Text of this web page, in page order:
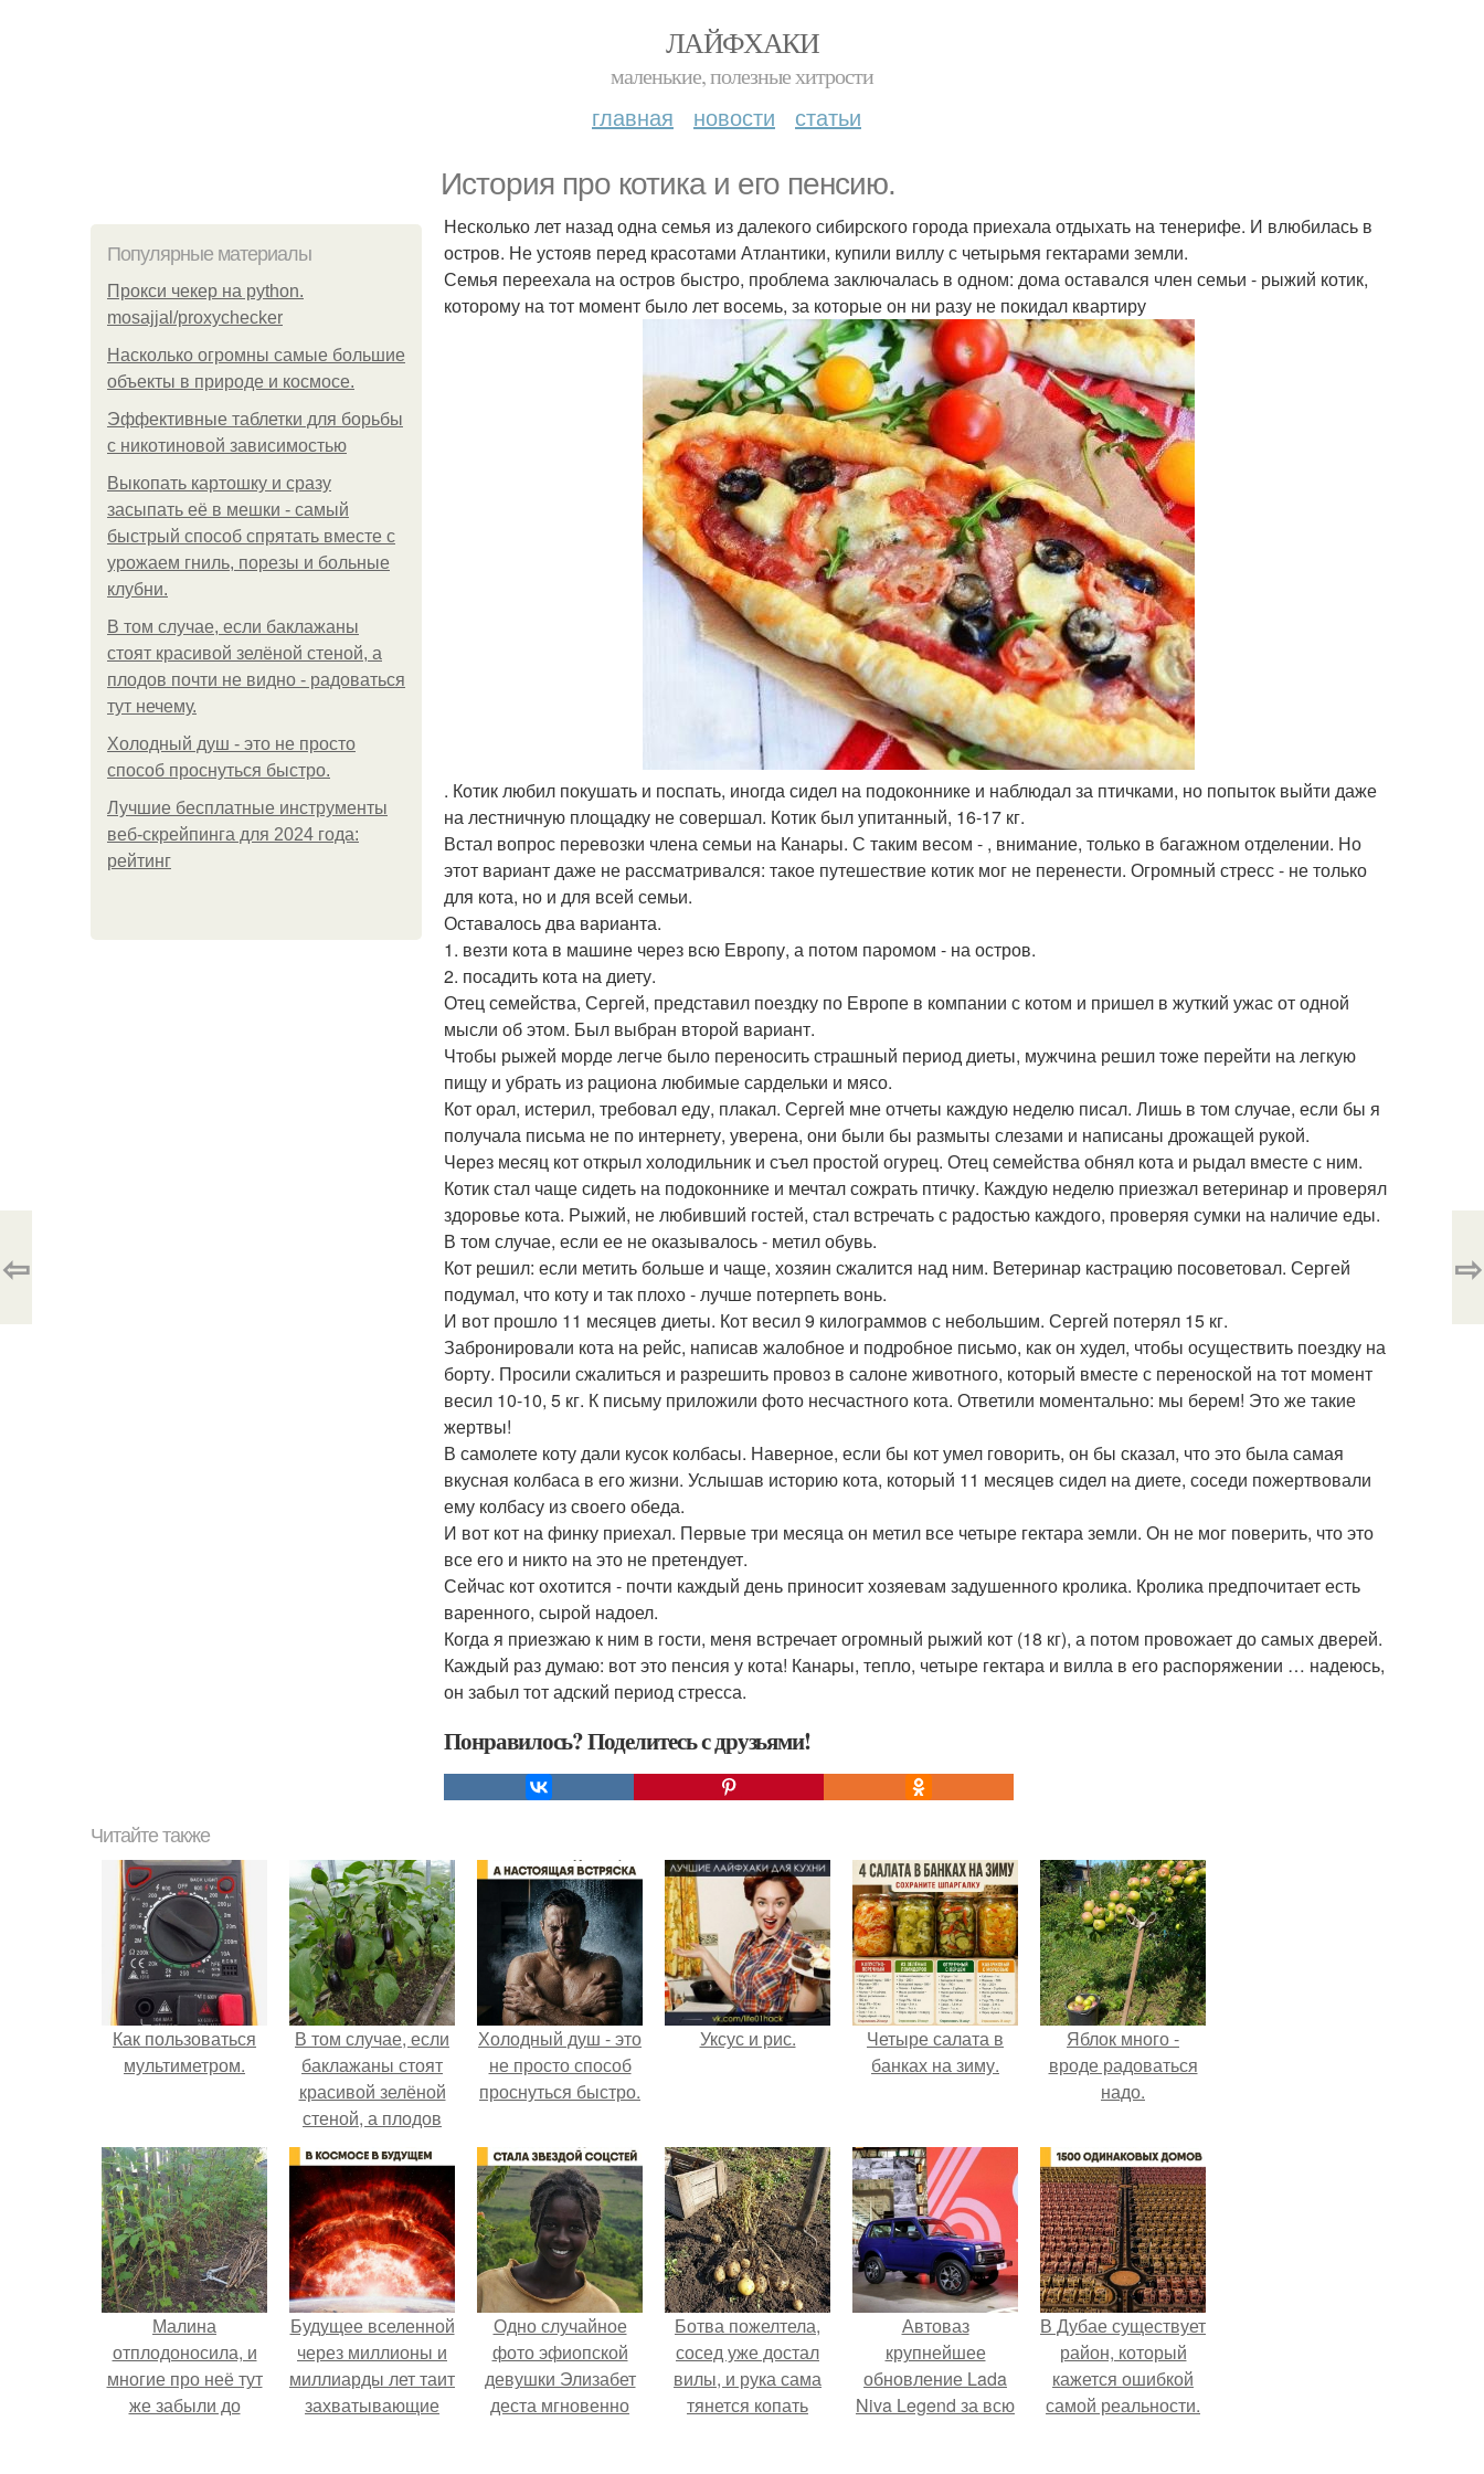
ЛАЙФХАКИ
маленькие, полезные хитрости
главная новости статьи
История про котика и его пенсию.
Популярные материалы
Прокси чекер на python.
mosajjal/proxychecker
Насколько огромны самые большие
объекты в природе и космосе.
Эффективные таблетки для борьбы
с никотиновой зависимостью
Выкопать картошку и сразу
засыпать её в мешки - самый
быстрый способ спрятать вместе с
урожаем гниль, порезы и больные
клубни.
В том случае, если баклажаны
стоят красивой зелёной стеной, а
плодов почти не видно - радоваться
тут нечему.
Холодный душ - это не просто
способ проснуться быстро.
Лучшие бесплатные инструменты
веб-скрейпинга для 2024 года:
рейтинг
Несколько лет назад одна семья из далекого сибирского города приехала отдыхать на тенерифе. И влюбилась в
остров. Не устояв перед красотами Атлантики, купили виллу с четырьмя гектарами земли.
Семья переехала на остров быстро, проблема заключалась в одном: дома оставался член семьи - рыжий котик,
которому на тот момент было лет восемь, за которые он ни разу не покидал квартиру
. Котик любил покушать и поспать, иногда сидел на подоконнике и наблюдал за птичками, но попыток выйти даже
на лестничную площадку не совершал. Котик был упитанный, 16-17 кг.
Встал вопрос перевозки члена семьи на Канары. С таким весом - , внимание, только в багажном отделении. Но
этот вариант даже не рассматривался: такое путешествие котик мог не перенести. Огромный стресс - не только
для кота, но и для всей семьи.
Оставалось два варианта.
1. везти кота в машине через всю Европу, а потом паромом - на остров.
2. посадить кота на диету.
Отец семейства, Сергей, представил поездку по Европе в компании с котом и пришел в жуткий ужас от одной
мысли об этом. Был выбран второй вариант.
Чтобы рыжей морде легче было переносить страшный период диеты, мужчина решил тоже перейти на легкую
пищу и убрать из рациона любимые сардельки и мясо.
Кот орал, истерил, требовал еду, плакал. Сергей мне отчеты каждую неделю писал. Лишь в том случае, если бы я
получала письма не по интернету, уверена, они были бы размыты слезами и написаны дрожащей рукой.
Через месяц кот открыл холодильник и съел простой огурец. Отец семейства обнял кота и рыдал вместе с ним.
Котик стал чаще сидеть на подоконнике и мечтал сожрать птичку. Каждую неделю приезжал ветеринар и проверял
здоровье кота. Рыжий, не любивший гостей, стал встречать с радостью каждого, проверяя сумки на наличие еды.
В том случае, если ее не оказывалось - метил обувь.
Кот решил: если метить больше и чаще, хозяин сжалится над ним. Ветеринар кастрацию посоветовал. Сергей
подумал, что коту и так плохо - лучше потерпеть вонь.
И вот прошло 11 месяцев диеты. Кот весил 9 килограммов с небольшим. Сергей потерял 15 кг.
Забронировали кота на рейс, написав жалобное и подробное письмо, как он худел, чтобы осуществить поездку на
борту. Просили сжалиться и разрешить провоз в салоне животного, который вместе с переноской на тот момент
весил 10-10, 5 кг. К письму приложили фото несчастного кота. Ответили моментально: мы берем! Это же такие
жертвы!
В самолете коту дали кусок колбасы. Наверное, если бы кот умел говорить, он бы сказал, что это была самая
вкусная колбаса в его жизни. Услышав историю кота, который 11 месяцев сидел на диете, соседи пожертвовали
ему колбасу из своего обеда.
И вот кот на финку приехал. Первые три месяца он метил все четыре гектара земли. Он не мог поверить, что это
все его и никто на это не претендует.
Сейчас кот охотится - почти каждый день приносит хозяевам задушенного кролика. Кролика предпочитает есть
варенного, сырой надоел.
Когда я приезжаю к ним в гости, меня встречает огромный рыжий кот (18 кг), а потом провожает до самых дверей.
Каждый раз думаю: вот это пенсия у кота! Канары, тепло, четыре гектара и вилла в его распоряжении … надеюсь,
он забыл тот адский период стресса.
Понравилось? Поделитесь с друзьями!
⇦ ⇨
Читайте также
Как пользоваться
мультиметром.
В том случае, если
баклажаны стоят
красивой зелёной
стеной, а плодов
почти не видно -
радоваться тут
нечему.
Холодный душ - это
не просто способ
проснуться быстро.
Уксус и рис.
Четыре салата в
банках на зиму.
Яблок много -
вроде радоваться
надо.
Малина
отплодоносила, и
многие про неё тут
же забыли до
Будущее вселенной
через миллионы и
миллиарды лет таит
захватывающие
Одно случайное
фото эфиопской
девушки Элизабет
деста мгновенно
Ботва пожелтела,
сосед уже достал
вилы, и рука сама
тянется копать
Автоваз
крупнейшее
обновление Lada
Niva Legend за всю
В Дубае существует
район, который
кажется ошибкой
самой реальности.